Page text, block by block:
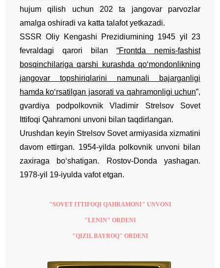
hujum qilish uchun 202 ta jangovar parvozlar
amalga oshiradi va katta talafot yetkazadi.
SSSR Oliy Kengashi Prezidiumining 1945 yil 23
fevraldagi qarori bilan “Frontda nemis-fashist
bosqinchilariga qarshi kurashda qo‘mondonlikning
jangovar topshiriqlarini namunali bajarganligi
hamda ko‘rsatilgan jasorati va qahramonligi uchun”,
gvardiya podpolkovnik Vladimir Strelsov Sovet
Ittifoqi Qahramoni unvoni bilan taqdirlangan.
Urushdan keyin Strelsov Sovet armiyasida xizmatini
davom ettirgan. 1954-yilda polkovnik unvoni bilan
zaxiraga bo‘shatigan. Rostov-Donda yashagan.
1978-yil 19-iyulda vafot etgan.
"SOVET ITTIFOQI QAHRAMONI" UNVONI
"LENIN" ORDENI
"QIZIL BAYROQ" ORDENI